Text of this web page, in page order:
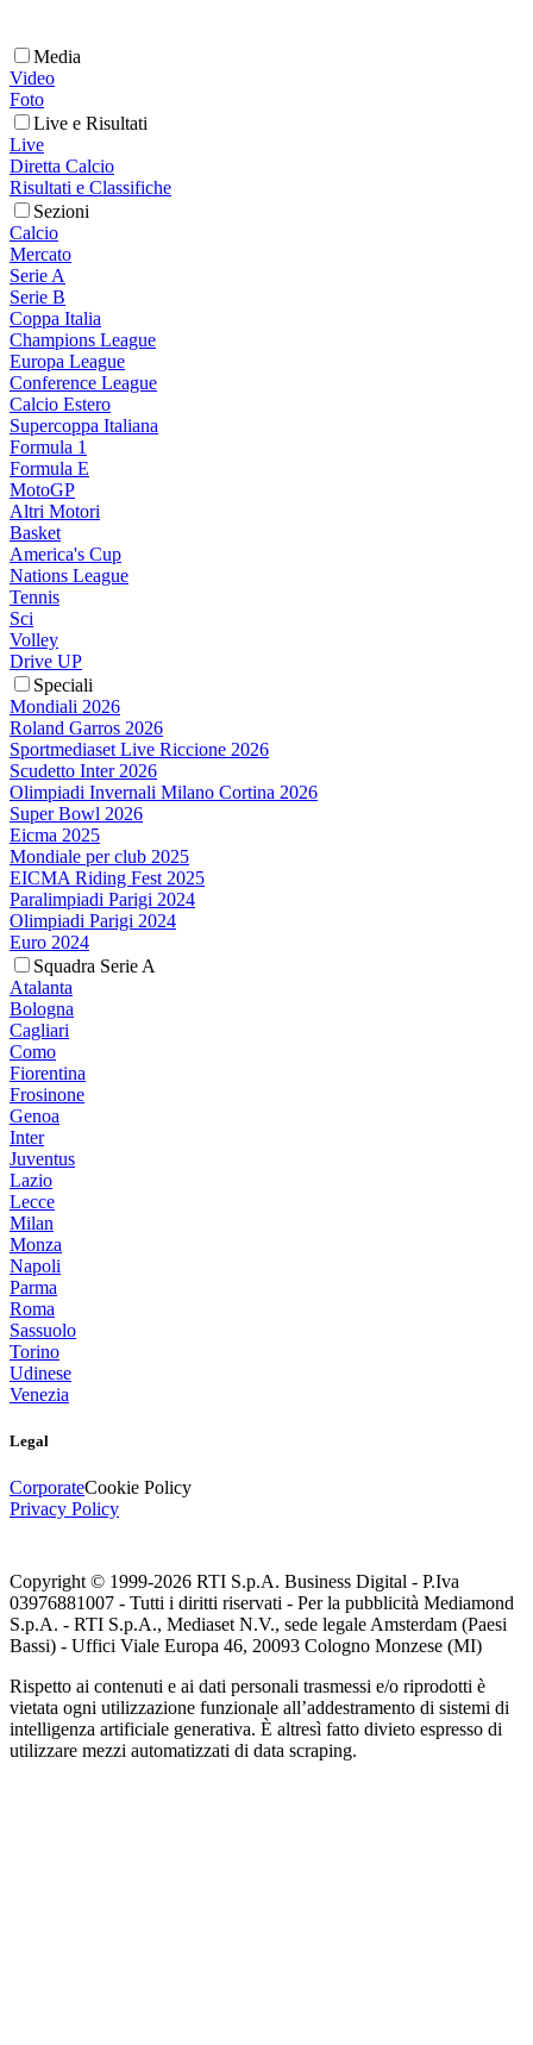
Media
Video
Foto
Live e Risultati
Live
Diretta Calcio
Risultati e Classifiche
Sezioni
Calcio
Mercato
Serie A
Serie B
Coppa Italia
Champions League
Europa League
Conference League
Calcio Estero
Supercoppa Italiana
Formula 1
Formula E
MotoGP
Altri Motori
Basket
America's Cup
Nations League
Tennis
Sci
Volley
Drive UP
Speciali
Mondiali 2026
Roland Garros 2026
Sportmediaset Live Riccione 2026
Scudetto Inter 2026
Olimpiadi Invernali Milano Cortina 2026
Super Bowl 2026
Eicma 2025
Mondiale per club 2025
EICMA Riding Fest 2025
Paralimpiadi Parigi 2024
Olimpiadi Parigi 2024
Euro 2024
Squadra Serie A
Atalanta
Bologna
Cagliari
Como
Fiorentina
Frosinone
Genoa
Inter
Juventus
Lazio
Lecce
Milan
Monza
Napoli
Parma
Roma
Sassuolo
Torino
Udinese
Venezia
Legal
CorporateCookie Policy
Privacy Policy
Copyright © 1999-2026 RTI S.p.A. Business Digital - P.Iva
03976881007 - Tutti i diritti riservati - Per la pubblicità Mediamond
S.p.A. - RTI S.p.A., Mediaset N.V., sede legale Amsterdam (Paesi
Bassi) - Uffici Viale Europa 46, 20093 Cologno Monzese (MI)
Rispetto ai contenuti e ai dati personali trasmessi e/o riprodotti è
vietata ogni utilizzazione funzionale all’addestramento di sistemi di
intelligenza artificiale generativa. È altresì fatto divieto espresso di
utilizzare mezzi automatizzati di data scraping.